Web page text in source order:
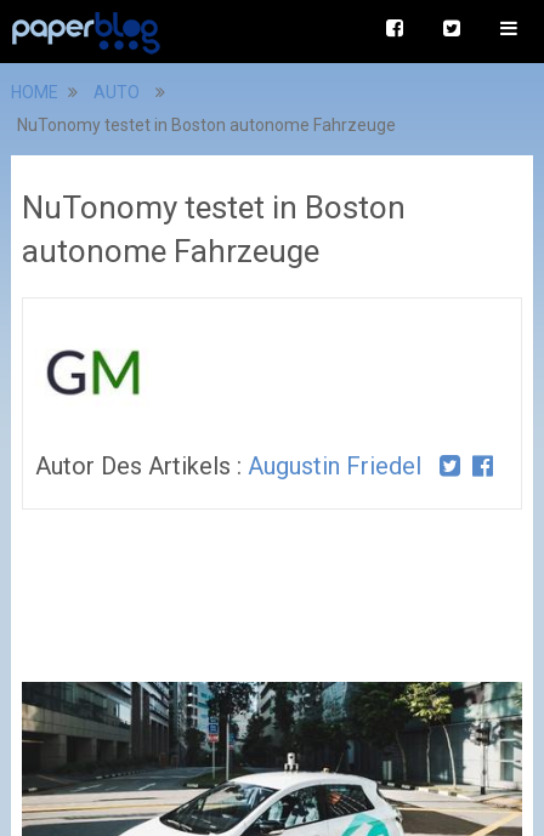
HOME
AUTO
NuTonomy testet in Boston autonome Fahrzeuge
NuTonomy testet in Boston
autonome Fahrzeuge
Autor Des Artikels : Augustin Friedel